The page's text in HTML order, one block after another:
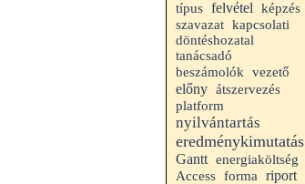
típus felvétel
képzés
szavazat kapcsolati
döntéshozatal
tanácsadó
beszámolók
vezető
előny átszervezés
platform
nyilvántartás
eredménykimutatás
Gantt energiaköltség
Access forma riport